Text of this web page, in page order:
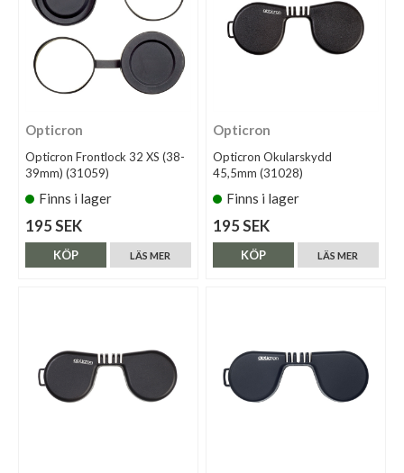
Opticron
Opticron Frontlock 32 XS (38-
39mm) (31059)
Finns i lager
195 SEK
LÄS MER
KÖP
Opticron
Opticron Okularskydd
45,5mm (31028)
Finns i lager
195 SEK
LÄS MER
KÖP